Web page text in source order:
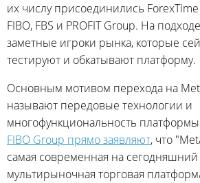
их числу присоединились ForexTime
FIBO, FBS и PROFIT Group. На
заметные игроки рынка, которые
тестируют и обкатывают платформу.
Основным мотивом перехода на
называют передовые технологии и
многофункциональность
FIBO Group прямо заявляют, что
самая современная на
мультирыночная торговая